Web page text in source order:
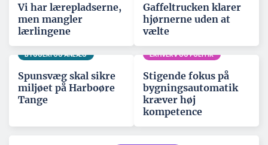
Vi har lærepladserne,
men mangler
lærlingene
Gaffeltrucken klarer
hjørnerne uden at
vælte
BYGGERI OG ANLÆG
Spunsvæg skal sikre
miljøet på Harboøre
Tange
ERHVERV OG POLITIK
Stigende fokus på
bygningsautomatik
kræver høj
kompetence